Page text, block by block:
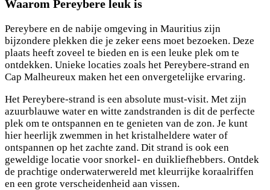
Waarom Pereybere leuk is
Pereybere en de nabije omgeving in Mauritius zijn
bijzondere plekken die je zeker eens moet bezoeken. Deze
plaats heeft zoveel te bieden en is een leuke plek om te
ontdekken. Unieke locaties zoals het Pereybere-strand en
Cap Malheureux maken het een onvergetelijke ervaring.
Het Pereybere-strand is een absolute must-visit. Met zijn
azuurblauwe water en witte zandstranden is dit de perfecte
plek om te ontspannen en te genieten van de zon. Je kunt
hier heerlijk zwemmen in het kristalheldere water of
ontspannen op het zachte zand. Dit strand is ook een
geweldige locatie voor snorkel- en duikliefhebbers. Ontdek
de prachtige onderwaterwereld met kleurrijke koraalriffen
en een grote verscheidenheid aan vissen.